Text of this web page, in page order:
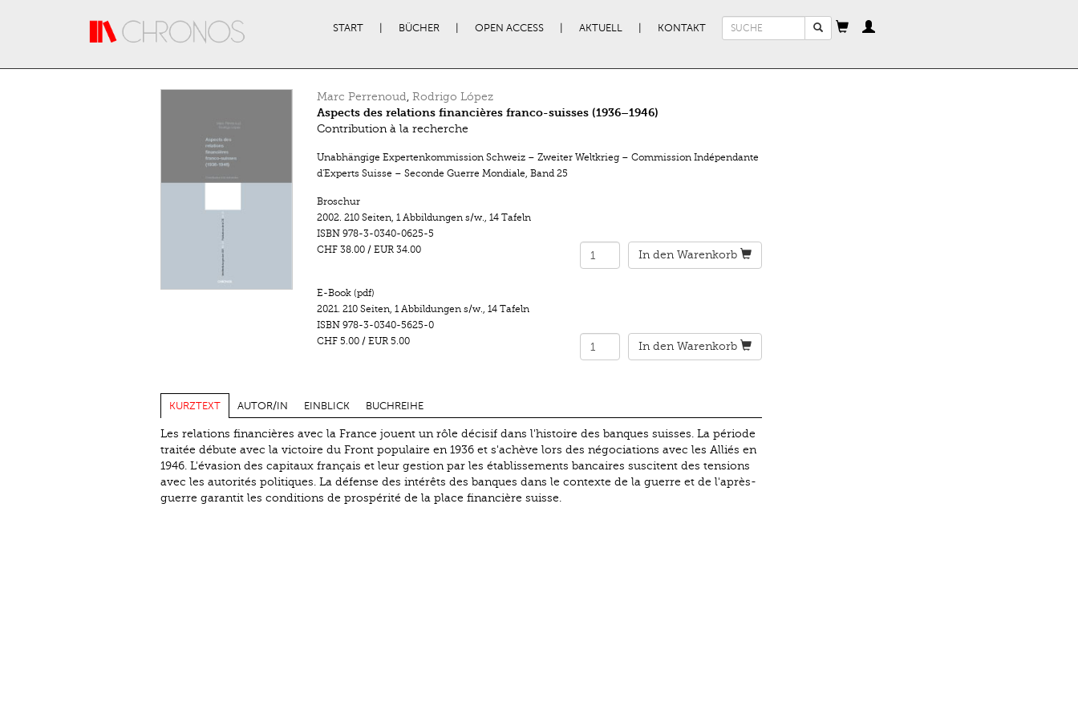
START BÜCHER OPEN ACCESS AKTUELL KONTAKT
Suchformular
Marc Perrenoud, Rodrigo López
Aspects des relations financières franco-suisses (1936–1946)
Contribution à la recherche
Unabhängige Expertenkommission Schweiz – Zweiter Weltkrieg – Commission Indépendante
d'Experts Suisse – Seconde Guerre Mondiale, Band 25
Broschur
2002. 210 Seiten, 1 Abbildungen s/w., 14 Tafeln
ISBN 978-3-0340-0625-5
CHF 38.00/ EUR 34.00 In den Warenkorb
E-Book (pdf)
2021. 210 Seiten, 1 Abbildungen s/w., 14 Tafeln
ISBN 978-3-0340-5625-0
CHF 5.00/ EUR 5.00 In den Warenkorb
KURZTEXT AUTOR/IN EINBLICK BUCHREIHE
Les relations financières avec la France jouent un rôle décisif dans l'histoire des banques suisses. La période
traitée débute avec la victoire du Front populaire en 1936 et s'achève lors des négociations avec les Alliés en
1946. L'évasion des capitaux français et leur gestion par les établissements bancaires suscitent des tensions
avec les autorités politiques. La défense des intérêts des banques dans le contexte de la guerre et de l'après-
guerre garantit les conditions de prospérité de la place financière suisse.